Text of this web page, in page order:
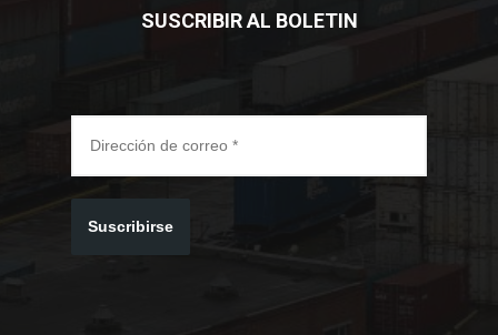
SUSCRIBIR AL BOLETIN
Suscribirse